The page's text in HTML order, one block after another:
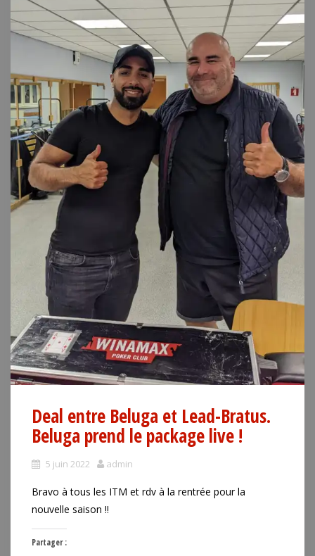
Deal entre Beluga et Lead-Bratus.
Beluga prend le package live !
5 juin 2022 admin
Bravo à tous les ITM et rdv à la rentrée pour la
nouvelle saison !!
Partager :